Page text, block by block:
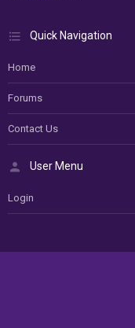
Quick Navigation
Home
Forums
Contact Us
User Menu
Login